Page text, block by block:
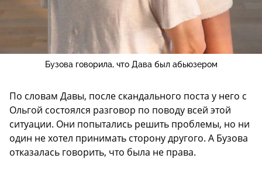
Бузова говорила, что Дава был абьюзером
По словам Давы, после скандального поста у него с
Ольгой состоялся разговор по поводу всей этой
ситуации. Они попытались решить проблемы, но ни
один не хотел принимать сторону другого. А Бузова
отказалась говорить, что была не права.